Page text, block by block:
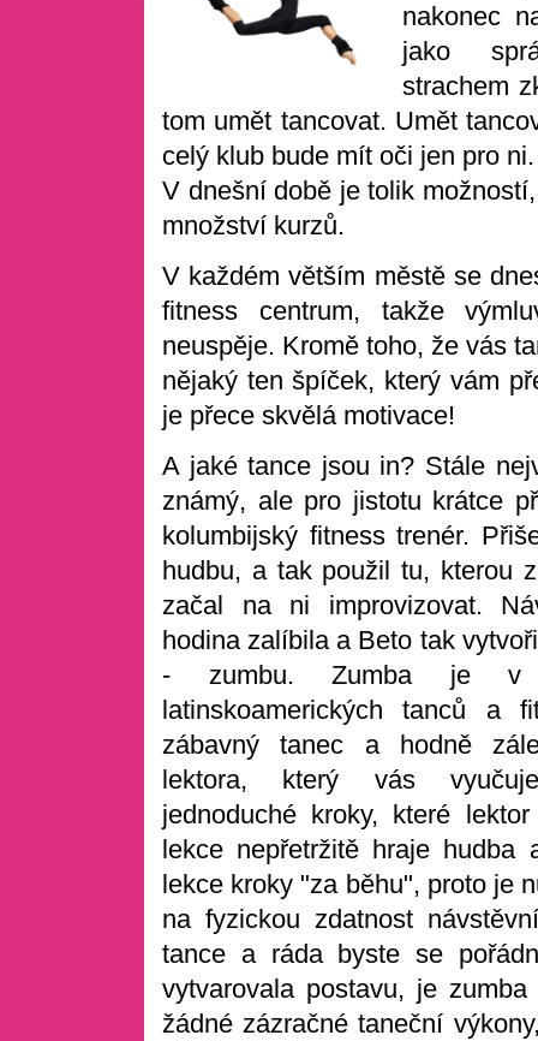
nakonec
jako
strachem
tom umět tancovat. Umět
celý klub bude mít oči jen pro
V dnešní době je tolik
množství kurzů.
V každém větším městě se
fitness centrum, takže
neuspěje. Kromě toho, že vás
nějaký ten špíček, který vám
je přece skvělá motivace!
A jaké tance jsou in? Stále
známý, ale pro jistotu krátce
kolumbijský fitness trenér.
hudbu, a tak použil tu, kterou
začal na ni improvizovat.
hodina zalíbila a Beto tak
- zumbu. Zumba je v
latinskoamerických tanců a
zábavný tanec a hodně
lektora, který vás
jednoduché kroky, které
lekce nepřetržitě hraje hudba
lekce kroky "za běhu", proto je
na fyzickou zdatnost
tance a ráda byste se
vytvarovala postavu, je
žádné zázračné taneční